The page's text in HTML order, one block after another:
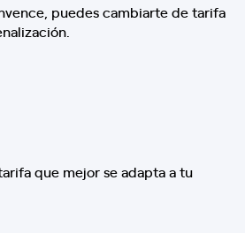
puedes cambiarte de tarifa
que mejor se adapta a tu